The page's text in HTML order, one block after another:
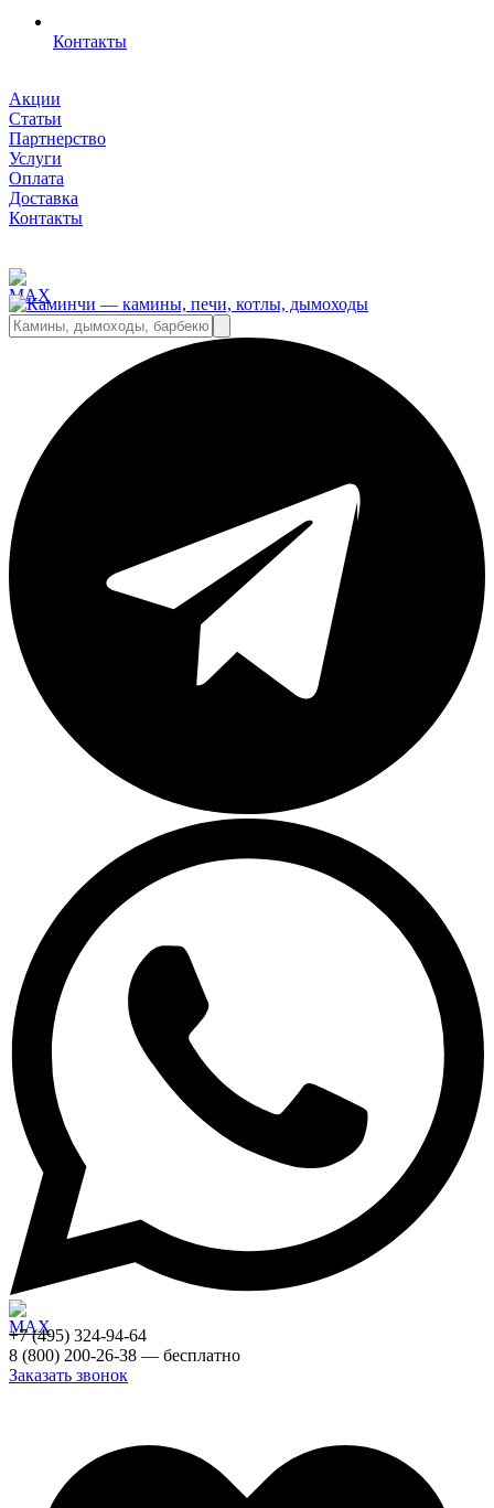
Контакты
Акции
Статьи
Партнерство
Услуги
Оплата
Доставка
Контакты
+7 (495) 324-94-64
8 (800) 200-26-38 — бесплатно
Заказать звонок